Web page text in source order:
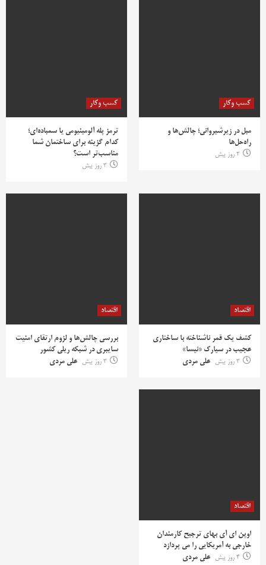
کسب وکار
مبل در زیرشیروانی؛ چالش‌ها و
راه‌حل‌ها
2 روز پیش
کسب وکار
ترمز پله آلومینیومی یا سمباده‌ای؛
کدام گزینه برای ساختمان شما
مناسب‌تر است؟
3 روز پیش
اقتصاد
کشف یک قمر ناشناخته با ساختاری
عجیب در سیارک «نیسا»
3 روز پیش
علی مردی
اقتصاد
بررسی چالش‌ها و لزوم ارتقای امنیت
سایبری در شبکه ریلی کشور
3 روز پیش
علی مردی
اقتصاد
اوپن ای آی بهای ترجیح کارمندان
خارجی به آمریکایی را می پردازد
4 روز پیش
علی مردی